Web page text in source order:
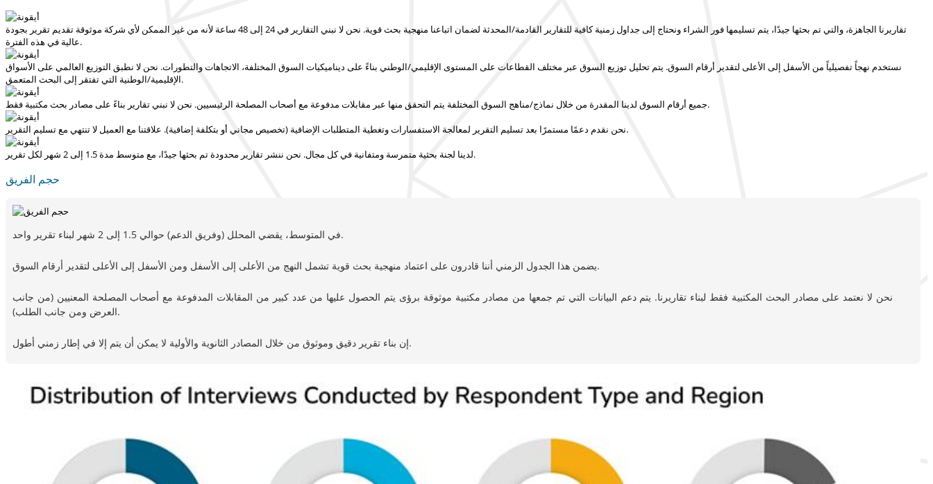
تقاريرنا الجاهزة، والتي تم بحثها جيدًا، يتم تسليمها فور الشراء ونحتاج إلى جداول زمنية كافية للتقارير القادمة/المحدثة لضمان اتباعنا منهجية بحث قوية. نحن لا نبني التقارير في 24 إلى 48 ساعة
لأنه من غير الممكن لأي شركة موثوقة تقديم تقرير بجودة
عالية في هذه الفترة.
نستخدم نهجاً تفصيلياً من الأسفل إلى الأعلى لتقدير أرقام السوق. يتم تحليل توزيع السوق عبر مختلف القطاعات على المستوى الإقليمي/الوطني بناءً على ديناميكيات السوق المختلفة، الاتجاهات والتطورات. نحن لا نطبق التوزيع العالمي على الأسواق
الإقليمية/الوطنيةالتي تفتقر إلى البحث المتعمق.
جميع أرقام السوق لدينا المقدرة من خلال نماذج/مناهج السوق المختلفة يتم التحقق منها عبر مقابلات مدفوعة مع أصحاب المصلحة الرئيسيين.نحن لا نبني تقارير بناءً على مصادر بحث مكتبية فقط.
نحن نقدم دعمًا مستمرًا بعد تسليم التقرير لمعالجة الاستفسارات وتغطية المتطلبات الإضافية (تخصيص مجاني أو بتكلفة إضافية).علاقتنا مع العميل لا تنتهي مع تسليم التقرير.
لدينا لجنة بحثية متمرسة ومتفانية في كل مجال. نحن ننشر تقارير محدودة تم بحثها جيدًا، مع متوسط مدة 1.5 إلى 2 شهر لكل تقرير.
حجم الفريق
في المتوسط، يقضي المحلل (وفريق الدعم) حوالي 1.5 إلى 2 شهر لبناء تقرير واحد.
يضمن هذا الجدول الزمني أننا قادرون على اعتماد منهجية بحث قوية تشمل النهج من الأعلى إلى الأسفل ومن الأسفل إلى الأعلى لتقدير أرقام السوق.
نحن لا نعتمد على مصادر البحث المكتبية فقط لبناء تقاريرنا. يتم دعم البيانات التي تم جمعها من مصادر مكتبية موثوقة برؤى يتم الحصول عليها من عدد كبير من المقابلات المدفوعة مع أصحاب المصلحة المعنيين (من جانب
العرض ومن جانب الطلب).
إن بناء تقرير دقيق وموثوق من خلال المصادر الثانوية والأولية لا يمكن أن يتم إلا في إطار زمني أطول.